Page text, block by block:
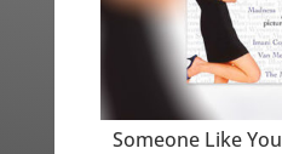
Someone Like You